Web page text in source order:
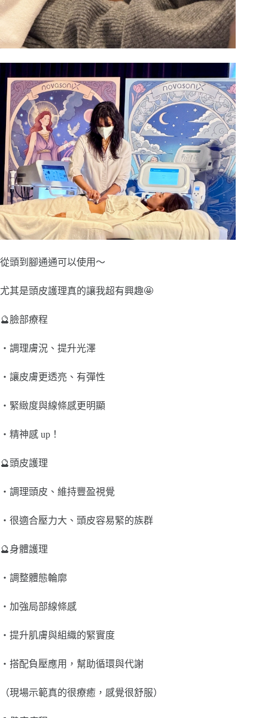
從頭到腳通通可以使用～
尤其是頭皮護理真的讓我超有興趣🤩
🔮臉部療程
・調理膚況、提升光澤
・讓皮膚更透亮、有彈性
・緊緻度與線條感更明顯
・精神感 up！
🔮頭皮護理
・調理頭皮、維持豐盈視覺
・很適合壓力大、頭皮容易緊的族群
🔮身體護理
・調整體態輪廓
・加強局部線條感
・提升肌膚與組織的緊實度
・搭配負壓應用，幫助循環與代謝
（現場示範真的很療癒，感覺很舒服）